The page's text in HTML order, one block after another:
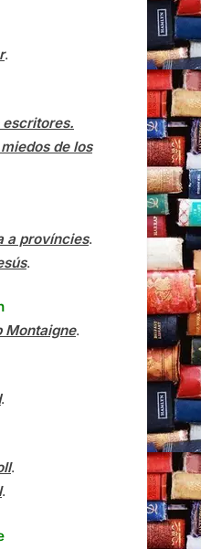
.
escritores.
de los
a províncies.
.
Montaigne.
.
.
.